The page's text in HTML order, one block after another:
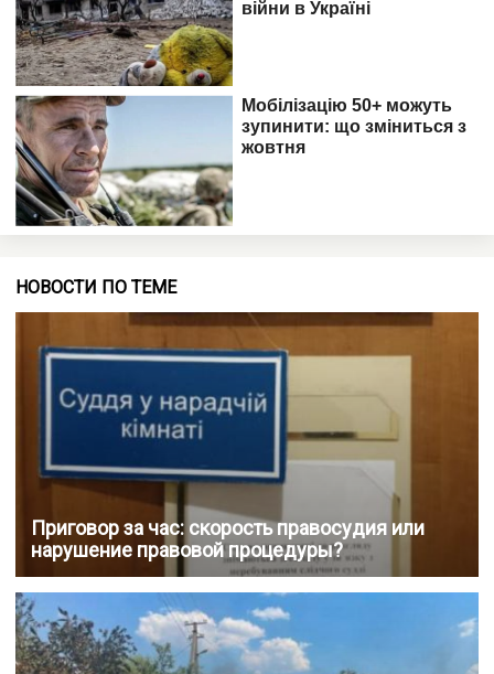
НОВОСТИ ПО ТЕМЕ
Приговор за час: скорость правосудия или
нарушение правовой процедуры?